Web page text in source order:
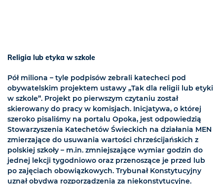
Religia lub etyka w szkole
Pół miliona – tyle podpisów zebrali katecheci pod
obywatelskim projektem ustawy „Tak dla religii lub etyki
w szkole”. Projekt po pierwszym czytaniu został
skierowany do pracy w komisjach. Inicjatywa, o której
szeroko pisaliśmy na portalu Opoka, jest odpowiedzią
Stowarzyszenia Katechetów Świeckich na działania MEN
zmierzające do usuwania wartości chrześcijańskich z
polskiej szkoły – m.in. zmniejszające wymiar godzin do
jednej lekcji tygodniowo oraz przenoszące je przed lub
po zajęciach obowiązkowych. Trybunał Konstytucyjny
uznał obydwa rozporządzenia za niekonstytucyjne.